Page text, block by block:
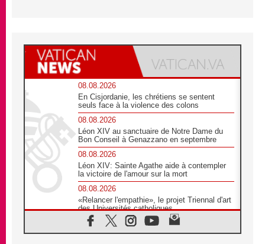
08.08.2026
En Cisjordanie, les chrétiens se sentent
seuls face à la violence des colons
08.08.2026
Léon XIV au sanctuaire de Notre Dame du
Bon Conseil à Genazzano en septembre
08.08.2026
Léon XIV: Sainte Agathe aide à contempler
la victoire de l'amour sur la mort
08.08.2026
«Relancer l'empathie», le projet Triennal d'art
des Universités catholiques
08.08.2026
Signis 2026, donner la parole aux religieuses